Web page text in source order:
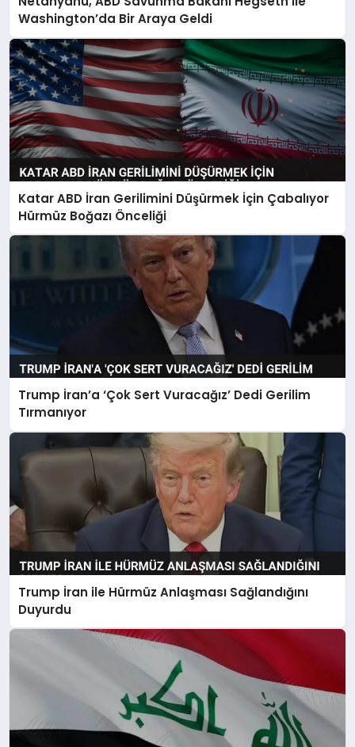
Washington’da Bir Araya Geldi
Katar ABD İran Gerilimini Düşürmek İçin Çabalıyor
Hürmüz Boğazı Önceliği
Trump İran’a ‘Çok Sert Vuracağız’ Dedi Gerilim
Tırmanıyor
Trump İran ile Hürmüz Anlaşması Sağlandığını
Duyurdu